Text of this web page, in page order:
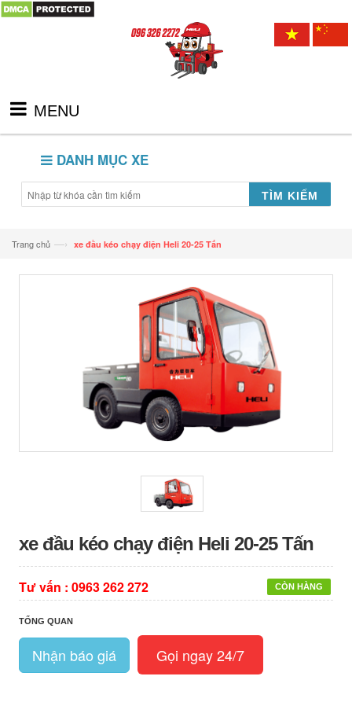
MENU
DANH MỤC XE
TÌM KIẾM
Trang chủ —› xe đầu kéo chạy điện Heli 20-25 Tấn
xe đầu kéo chạy điện Heli 20-25 Tấn
CÒN HÀNG
Tư vấn : 0963 262 272
TỔNG QUAN
Nhận báo giá Gọi ngay 24/7